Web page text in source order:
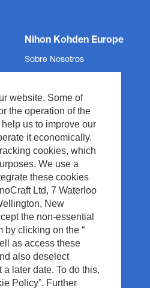
website. Some of
the operation of the
us to improve our
it economically.
cookies, which
We use a
these cookies
Ltd, 7 Waterloo
New
the non-essential
by clicking on the “
as access these
also deselect
later date. To do this,
Policy”. Further
Nihon Kohden Europe
Sobre Nosotros
Aviso Legal
Legal y Cumplimiento
Derechos de Autor
Política del Sitio
Waste Management